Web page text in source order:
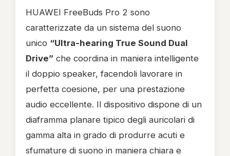
HUAWEI FreeBuds Pro 2 sono
caratterizzate da un sistema del suono
unico “Ultra-hearing True Sound Dual
Drive” che coordina in maniera intelligente
il doppio speaker, facendoli lavorare in
perfetta coesione, per una prestazione
audio eccellente. Il dispositivo dispone di un
diaframma planare tipico degli auricolari di
gamma alta in grado di produrre acuti e
sfumature di suono in maniera chiara e